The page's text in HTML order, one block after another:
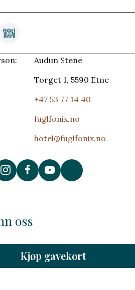
Audun Stene
Torget 1, 5590 Etne
+47 53 77 14 40
fuglfonix.no
hotel@fuglfonix.no
oss
Kjøp gavekort